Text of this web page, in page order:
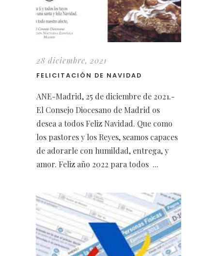
28 diciembre, 2021
FELICITACIÓN DE NAVIDAD
ANE-Madrid, 25 de diciembre de 2021.-
El Consejo Diocesano de Madrid os
desea a todos Feliz Navidad. Que como
los pastores y los Reyes, seamos capaces
de adorarle con humildad, entrega, y
amor. Feliz año 2022 para todos ...